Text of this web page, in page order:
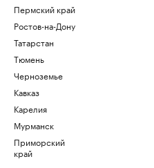
Пермский край
Ростов-на-Дону
Татарстан
Тюмень
Черноземье
Кавказ
Карелия
Мурманск
Приморский
край